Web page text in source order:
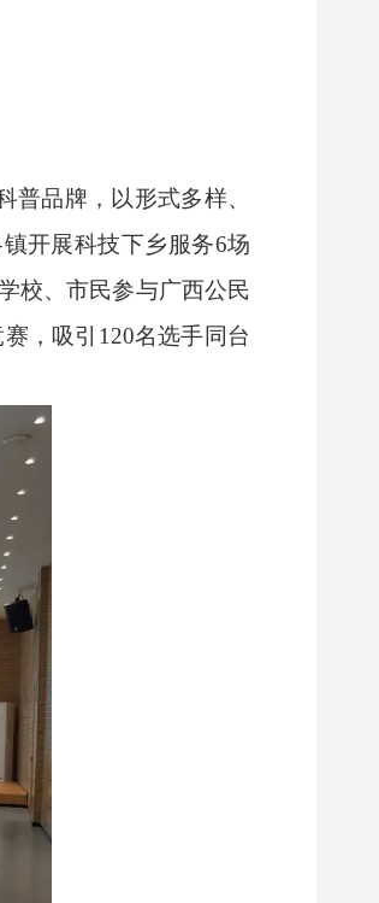
普品牌，以形式多样、
开展科技下乡服务6场
校、市民参与广西公民
，吸引120名选手同台